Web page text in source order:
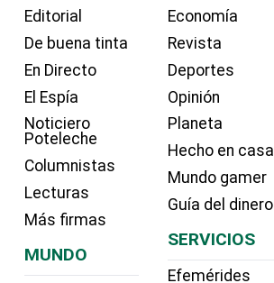
Editorial
De buena tinta
En Directo
El Espía
Noticiero
Poteleche
Columnistas
Lecturas
Más firmas
MUNDO
Economía
Revista
Deportes
Opinión
Planeta
Hecho en casa
Mundo gamer
Guía del dinero
SERVICIOS
Efemérides